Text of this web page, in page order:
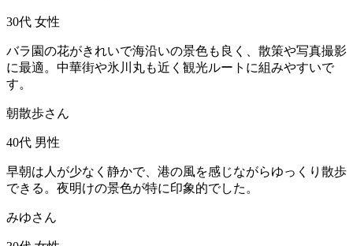
30代 女性
バラ園の花がきれいで海沿いの景色も良く、散策や写真撮影
に最適。中華街や氷川丸も近く観光ルートに組みやすいで
す。
朝散歩さん
40代 男性
早朝は人が少なく静かで、港の風を感じながらゆっくり散歩
できる。夜明けの景色が特に印象的でした。
みゆさん